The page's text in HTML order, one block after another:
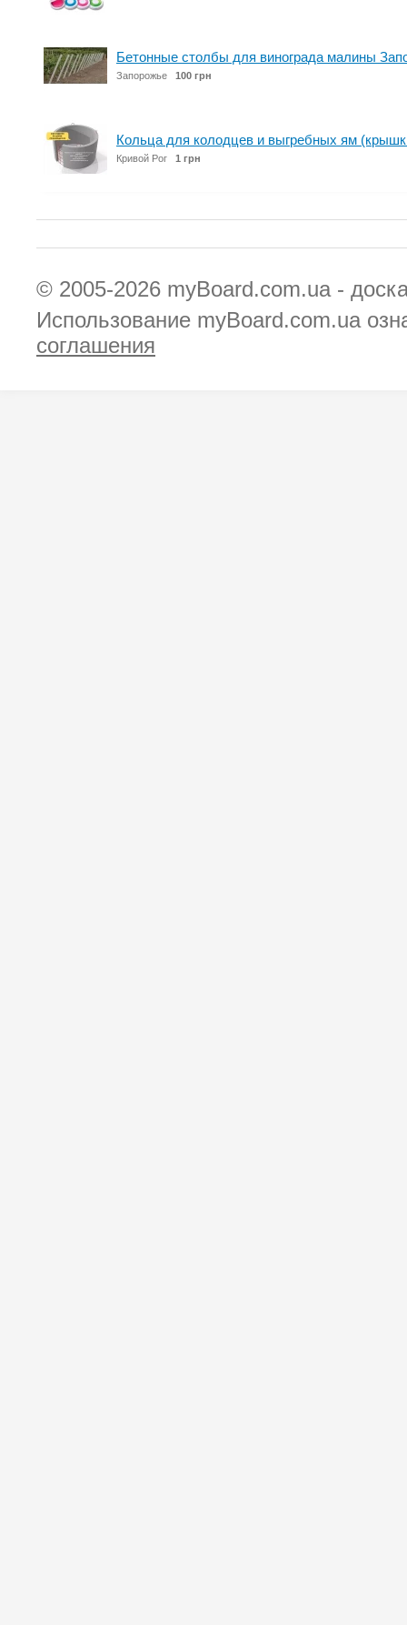
Бетонные столбы для винограда малины
Запорожье 100 грн
Кольца для колодцев и выгребных ям
Кривой Рог 1 грн
© 2005-2026 myBoard.com.ua -
Использование myBoard.com.ua
соглашения